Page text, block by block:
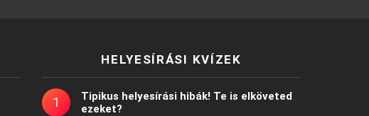
HELYESÍRÁSI KVÍZEK
Tipikus helyesírási hibák! Te is elköveted
ezeket?